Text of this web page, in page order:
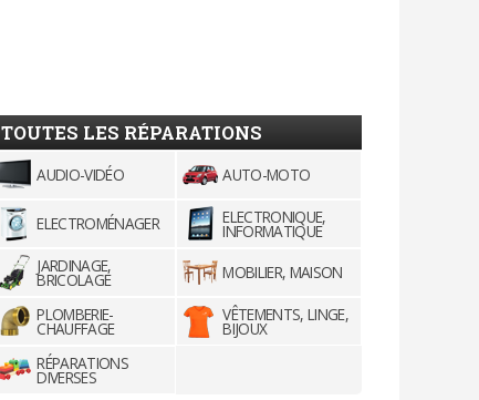
TOUTES LES RÉPARATIONS
AUDIO-VIDÉO AUTO-MOTO
ELECTROMÉNAGER ELECTRONIQUE,
INFORMATIQUE
JARDINAGE,
BRICOLAGE
MOBILIER, MAISON
PLOMBERIE-
CHAUFFAGE
VÊTEMENTS, LINGE,
BIJOUX
RÉPARATIONS
DIVERSES